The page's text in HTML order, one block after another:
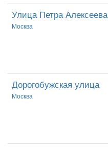
Улица Петра Алексеева
Москва
Дорогобужская улица
Москва